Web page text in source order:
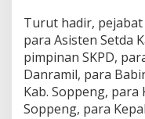
Turut hadir, pejabat
para Asisten Setda
pimpinan SKPD,
Danramil, para
Kab. Soppeng, para
Soppeng, para